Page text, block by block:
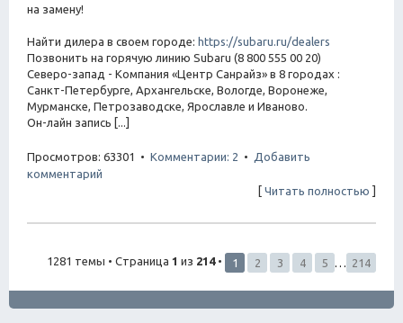
на замену!
Найти дилера в своем городе: https://subaru.ru/dealers
Позвонить на горячую линию Subaru (8 800 555 00 20)
Северо-запад - Компания «Центр Санрайз» в 8 городах :
Санкт-Петербурге, Архангельске, Вологде, Воронеже,
Мурманске, Петрозаводске, Ярославле и Иваново.
Он-лайн запись [...]
Просмотров: 63301 • Комментарии: 2 •
Добавить
комментарий
[ Читать полностью ]
1281 темы • Страница 1 из 214• 1 2 3 4 5 214